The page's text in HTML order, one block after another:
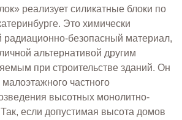
реализует силикатные блоки по
Это химически
безопасный материал,
альтернативой другим
при строительстве зданий. Он
частного
высотных монолитно-
если допустимая высота домов